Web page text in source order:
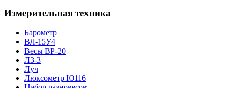
Измерительная техника
Барометр
ВЛ-15У4
Весы ВР-20
Л3-3
Луч
Люксометр Ю116